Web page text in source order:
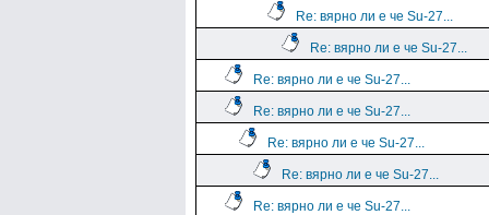
Re: вярно ли е че Su-27...
Re: вярно ли е че Su-27...
Re: вярно ли е че Su-27...
Re: вярно ли е че Su-27...
Re: вярно ли е че Su-27...
Re: вярно ли е че Su-27...
Re: вярно ли е че Su-27...